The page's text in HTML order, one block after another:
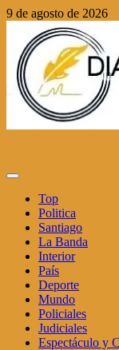
Saltar
contenido
9 de agosto de 2026
Menú
principalTop
Politica
Santiago
La Banda
Interior
País
Deporte
Mundo
Policiales
Judiciales
Espectáculo y